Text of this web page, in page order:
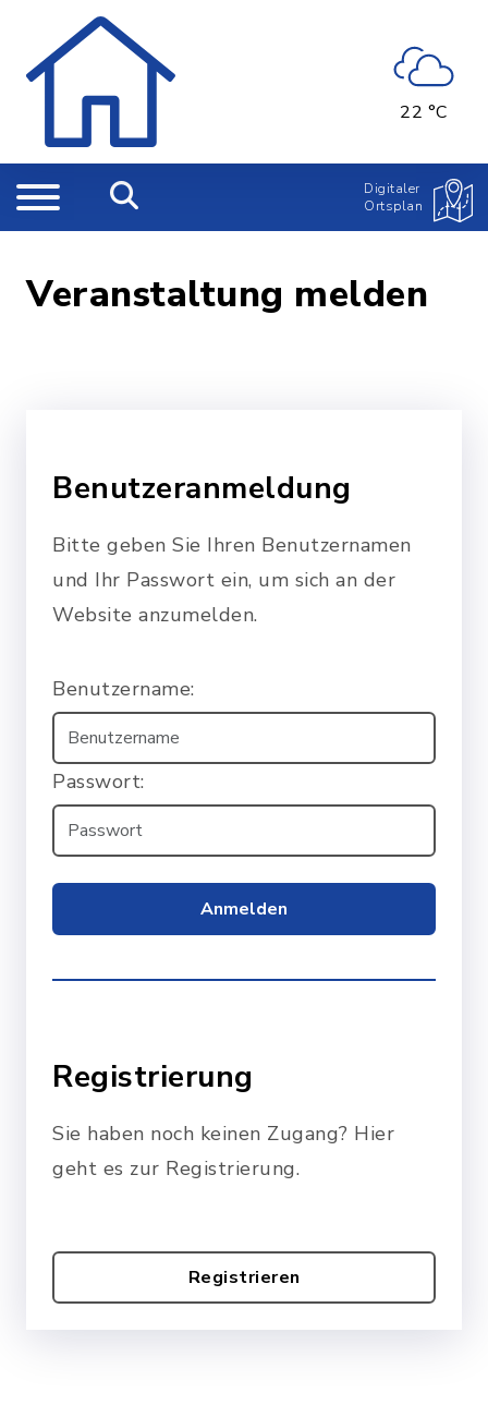
22 °C
Digitaler
Ortsplan
Veranstaltung melden
Benutzeranmeldung
Bitte geben Sie Ihren Benutzernamen
und Ihr Passwort ein, um sich an der
Website anzumelden.
Benutzername:
Passwort:
Anmelden
Registrierung
Sie haben noch keinen Zugang? Hier
geht es zur Registrierung.
Registrieren